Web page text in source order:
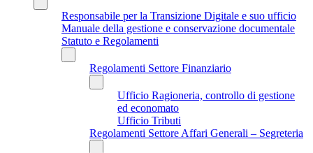
Responsabile per la Transizione Digitale e suo ufficio
Manuale della gestione e conservazione documentale
Statuto e Regolamenti
Regolamenti Settore Finanziario
Ufficio Ragioneria, controllo di gestione
ed economato
Ufficio Tributi
Regolamenti Settore Affari Generali – Segreteria